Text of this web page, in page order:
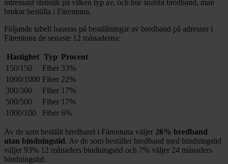
intressant statistik på vilken typ av, och hur snabbt bredband, man
brukar beställa i Färentuna.
Följande tabell baseras på beställningar av bredband på adresser i
Färentuna de senaste 12 månaderna:
Hastighet Typ Procent
150/150
Fiber 33%
1000/1000 Fiber 22%
300/300
Fiber 17%
500/500
Fiber 17%
1000/100
Fiber 6%
Av de som beställt bredband i Färentuna väljer 26% bredband
utan bindningstid. Av de som beställer bredband med bindningstid
väljer 93% 12 månaders bindningstid och 7% väljer 24 månaders
bindningstid.